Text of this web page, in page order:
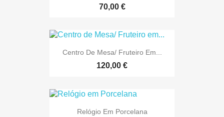
70,00 €
Centro De Mesa/ Fruteiro Em...
120,00 €
Relógio Em Porcelana